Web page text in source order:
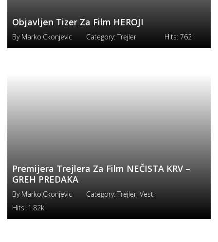
Objavljen Tizer Za Film HEROJI
By Marko.ckonjevic Category:Trejler Hits: 762
Premijera Trejlera Za Film NEČISTA KRV –
GREH PREDAKA
By Marko.ckonjevic Category:Trejler, Vesti
Hits: 1.82k